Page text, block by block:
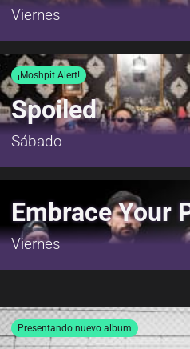
Viernes
¡Moshpit Alert!
Spoiled
Sábado
Embrace Your
Viernes
Presentando nuevo album